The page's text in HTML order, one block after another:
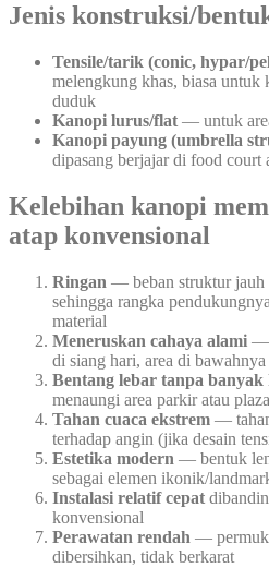
Jenis konstruksi/
Tensile/tarik (conic, hypar/
melengkung khas, biasa untuk
duduk
Kanopi lurus/flat — untuk
Kanopi payung (umbrella
dipasang berjajar di food court
Kelebihan kanopi
atap konvensional
Ringan — beban struktur jauh
sehingga rangka
material
Meneruskan cahaya alami —
di siang hari, area di
Bentang lebar tanpa banyak
menaungi area parkir atau
Tahan cuaca ekstrem —
terhadap angin (jika desain
Estetika modern — bentuk
sebagai elemen ikonik/
Instalasi relatif cepat
konvensional
Perawatan rendah —
dibersihkan, tidak berkarat